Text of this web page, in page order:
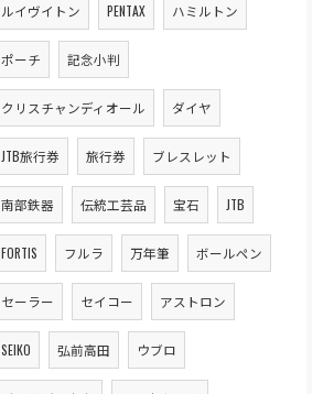
ルイヴイトン PENTAX ハミルトン
ポーチ 記念小判
クリスチャンディオール ダイヤ
JTB旅行券 旅行券 ブレスレット
南部鉄器 伝統工芸品 宝石 JTB
FORTIS フルラ 万年筆 ボールペン
セーラー セイコー アストロン
SEIKO 弘前高田 ウブロ